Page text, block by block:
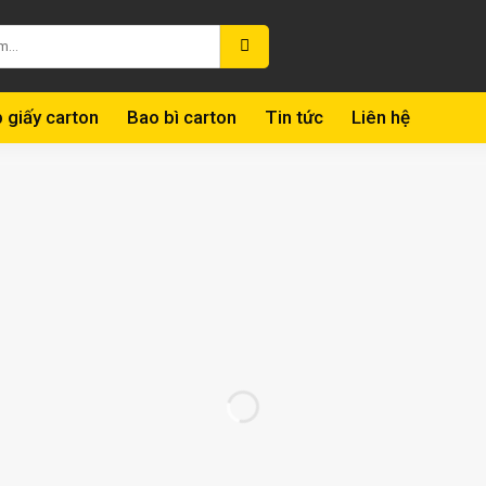
giấy carton Bao bì carton Tin tức Liên hệ